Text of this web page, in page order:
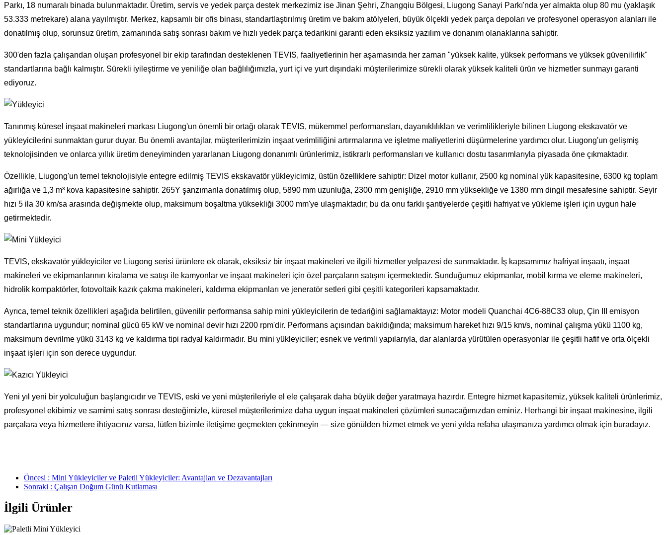
Parkı, 18 numaralı binada bulunmaktadır. Üretim, servis ve yedek parça destek merkezimiz ise Jinan Şehri, Zhangqiu Bölgesi, Liugong Sanayi Parkı'nda yer almakta olup 80 mu (yaklaşık
53.333 metrekare) alana yayılmıştır. Merkez, kapsamlı bir ofis binası, standartlaştırılmış üretim ve bakım atölyeleri, büyük ölçekli yedek parça depoları ve profesyonel operasyon alanları ile
donatılmış olup, sorunsuz üretim, zamanında satış sonrası bakım ve hızlı yedek parça tedarikini garanti eden eksiksiz yazılım ve donanım olanaklarına sahiptir.
300'den fazla çalışandan oluşan profesyonel bir ekip tarafından desteklenen TEVIS, faaliyetlerinin her aşamasında her zaman "yüksek kalite, yüksek performans ve yüksek güvenilirlik"
standartlarına bağlı kalmıştır. Sürekli iyileştirme ve yeniliğe olan bağlılığımızla, yurt içi ve yurt dışındaki müşterilerimize sürekli olarak yüksek kaliteli ürün ve hizmetler sunmayı garanti
ediyoruz.
Tanınmış küresel inşaat makineleri markası Liugong'un önemli bir ortağı olarak TEVIS, mükemmel performansları, dayanıklılıkları ve verimlilikleriyle bilinen Liugong ekskavatör ve
yükleyicilerini sunmaktan gurur duyar. Bu önemli avantajlar, müşterilerimizin inşaat verimliliğini artırmalarına ve işletme maliyetlerini düşürmelerine yardımcı olur. Liugong'un gelişmiş
teknolojisinden ve onlarca yıllık üretim deneyiminden yararlanan Liugong donanımlı ürünlerimiz, istikrarlı performansları ve kullanıcı dostu tasarımlarıyla piyasada öne çıkmaktadır.
Özellikle, Liugong'un temel teknolojisiyle entegre edilmiş TEVIS ekskavatör yükleyicimiz, üstün özelliklere sahiptir: Dizel motor kullanır, 2500 kg nominal yük kapasitesine, 6300 kg toplam
ağırlığa ve 1,3 m³ kova kapasitesine sahiptir. 265Y şanzımanla donatılmış olup, 5890 mm uzunluğa, 2300 mm genişliğe, 2910 mm yüksekliğe ve 1380 mm dingil mesafesine sahiptir. Seyir
hızı 5 ila 30 km/sa arasında değişmekte olup, maksimum boşaltma yüksekliği 3000 mm'ye ulaşmaktadır; bu da onu farklı şantiyelerde çeşitli hafriyat ve yükleme işleri için uygun hale
getirmektedir.
TEVIS, ekskavatör yükleyiciler ve Liugong serisi ürünlere ek olarak, eksiksiz bir inşaat makineleri ve ilgili hizmetler yelpazesi de sunmaktadır. İş kapsamımız hafriyat inşaatı, inşaat
makineleri ve ekipmanlarının kiralama ve satışı ile kamyonlar ve inşaat makineleri için özel parçaların satışını içermektedir. Sunduğumuz ekipmanlar, mobil kırma ve eleme makineleri,
hidrolik kompaktörler, fotovoltaik kazık çakma makineleri, kaldırma ekipmanları ve jeneratör setleri gibi çeşitli kategorileri kapsamaktadır.
Ayrıca, temel teknik özellikleri aşağıda belirtilen, güvenilir performansa sahip mini yükleyicilerin de tedariğini sağlamaktayız: Motor modeli Quanchai 4C6-88C33 olup, Çin III emisyon
standartlarına uygundur; nominal gücü 65 kW ve nominal devir hızı 2200 rpm'dir. Performans açısından bakıldığında; maksimum hareket hızı 9/15 km/s, nominal çalışma yükü 1100 kg,
maksimum devrilme yükü 3143 kg ve kaldırma tipi radyal kaldırmadır. Bu mini yükleyiciler; esnek ve verimli yapılarıyla, dar alanlarda yürütülen operasyonlar ile çeşitli hafif ve orta ölçekli
inşaat işleri için son derece uygundur.
Yeni yıl yeni bir yolculuğun başlangıcıdır ve TEVIS, eski ve yeni müşterileriyle el ele çalışarak daha büyük değer yaratmaya hazırdır. Entegre hizmet kapasitemiz, yüksek kaliteli ürünlerimiz,
profesyonel ekibimiz ve samimi satış sonrası desteğimizle, küresel müşterilerimize daha uygun inşaat makineleri çözümleri sunacağımızdan eminiz. Herhangi bir inşaat makinesine, ilgili
parçalara veya hizmetlere ihtiyacınız varsa, lütfen bizimle iletişime geçmekten çekinmeyin — size gönülden hizmet etmek ve yeni yılda refaha ulaşmanıza yardımcı olmak için buradayız.
Öncesi : Mini Yükleyiciler ve Paletli Yükleyiciler: Avantajları ve Dezavantajları
Sonraki : Çalışan Doğum Günü Kutlaması
İlgili Ürünler